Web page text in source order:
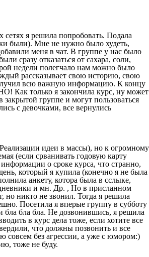
я решила попробовать. Подала
были). Мне не нужно было худеть,
меня в чат. В группе у нас было
сразу отказаться от сахара, соли,
недели полегчало нам можно было
рассказывает свою историю, свою
всю важную информацию. К концу
Как только я закончила курс, ну может
группе и могут пользоваться
с девочками, все вернулись
идеи в массы), но к огромному
(если срванивать годовую карту
о сроке курса, что странно,
который я купила (конечно я не была
анкету, котора была в сслыке,
дневники и мн. Др. , Но в присланном
но никто не звонил. Тогда я решила
Посетила я вперые группу в субботу
бла бла бла. Не дозвонившись, я решила
в курс дела тоже, если хотите все
что должны позвонить и все
без агрессии, а уже с юмором:)
тоже не буду.